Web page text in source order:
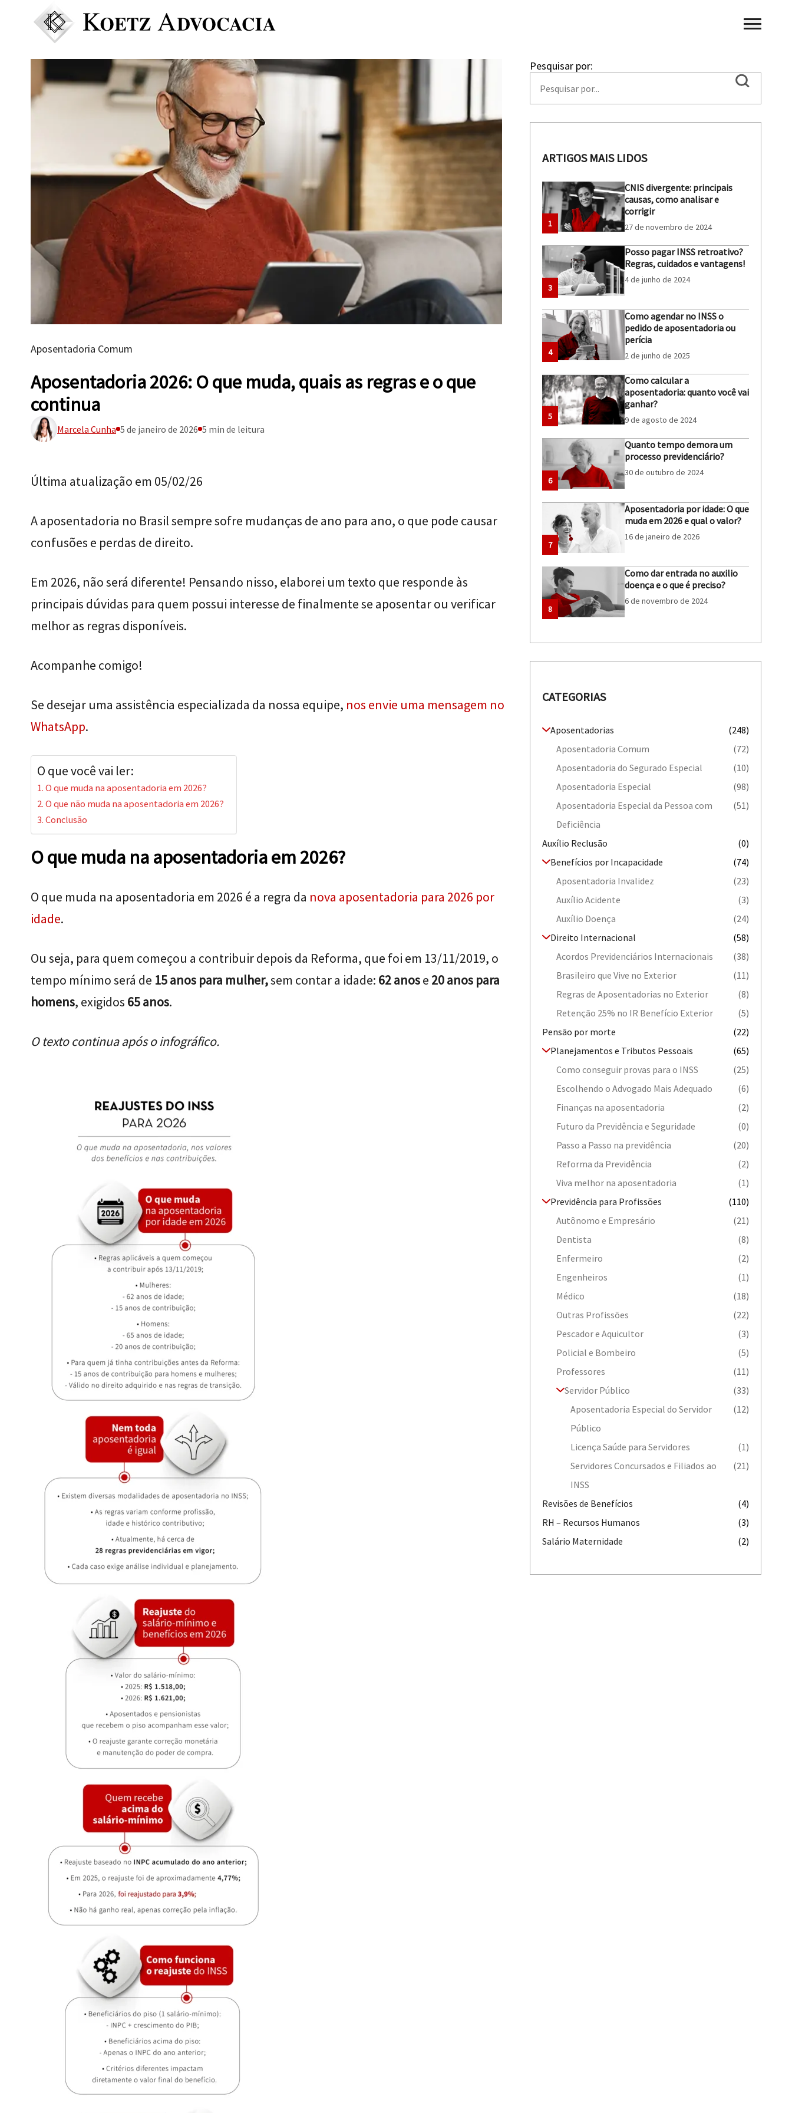
Aposentadoria Comum
Aposentadoria 2026: O que muda, quais as regras e o que
continua
Marcela Cunha 5 de janeiro de 2026 5 min de leitura
Última atualização em 05/02/26
A aposentadoria no Brasil sempre sofre mudanças de ano para ano, o que pode causar
confusões e perdas de direito.
Em 2026, não será diferente! Pensando nisso, elaborei um texto que responde às
principais dúvidas para quem possui interesse de finalmente se aposentar ou verificar
melhor as regras disponíveis.
Acompanhe comigo!
Se desejar uma assistência especializada da nossa equipe, nos envie uma mensagem no
WhatsApp.
O que você vai ler:
O que muda na aposentadoria em 2026?
O que não muda na aposentadoria em 2026?
Conclusão
O que muda na aposentadoria em 2026?
O que muda na aposentadoria em 2026 é a regra da nova aposentadoria para 2026 por
idade.
Ou seja, para quem começou a contribuir depois da Reforma, que foi em 13/11/2019, o
tempo mínimo será de 15 anos para mulher,sem contar a idade: 62 anose 20 anos para
homens, exigidos 65 anos.
O texto continua após o infográfico.
Pesquisar por:
ARTIGOS MAIS LIDOS
1
CNIS divergente: principais
causas, como analisar e
corrigir
27 de novembro de 2024
3
Posso pagar INSS retroativo?
Regras, cuidados e vantagens!
4 de junho de 2024
4
Como agendar no INSS o
pedido de aposentadoria ou
perícia
2 de junho de 2025
5
Como calcular a
aposentadoria: quanto você vai
ganhar?
9 de agosto de 2024
6
Quanto tempo demora um
processo previdenciário?
30 de outubro de 2024
7
Aposentadoria por idade: O que
muda em 2026 e qual o valor?
16 de janeiro de 2026
8
Como dar entrada no auxilio
doença e o que é preciso?
6 de novembro de 2024
CATEGORIAS
Aposentadorias
(248)
Aposentadoria Comum
(72)
Aposentadoria do Segurado Especial
(10)
Aposentadoria Especial
(98)
Aposentadoria Especial da Pessoa com
Deficiência
(51)
Auxílio Reclusão
(0)
Benefícios por Incapacidade
(74)
Aposentadoria Invalidez
(23)
Auxílio Acidente
(3)
Auxílio Doença
(24)
Direito Internacional
(58)
Acordos Previdenciários Internacionais
(38)
Brasileiro que Vive no Exterior
(11)
Regras de Aposentadorias no Exterior
(8)
Retenção 25% no IR Benefício Exterior
(5)
Pensão por morte
(22)
Planejamentos e Tributos Pessoais
(65)
Como conseguir provas para o INSS
(25)
Escolhendo o Advogado Mais Adequado
(6)
Finanças na aposentadoria
(2)
Futuro da Previdência e Seguridade
(0)
Passo a Passo na previdência
(20)
Reforma da Previdência
(2)
Viva melhor na aposentadoria
(1)
Previdência para Profissões
(110)
Autônomo e Empresário
(21)
Dentista
(8)
Enfermeiro
(2)
Engenheiros
(1)
Médico
(18)
Outras Profissões
(22)
Pescador e Aquicultor
(3)
Policial e Bombeiro
(5)
Professores
(11)
Servidor Público
(33)
Aposentadoria Especial do Servidor
Público
(12)
Licença Saúde para Servidores
(1)
Servidores Concursados e Filiados ao
INSS
(21)
Revisões de Benefícios
(4)
RH – Recursos Humanos
(3)
Salário Maternidade
(2)